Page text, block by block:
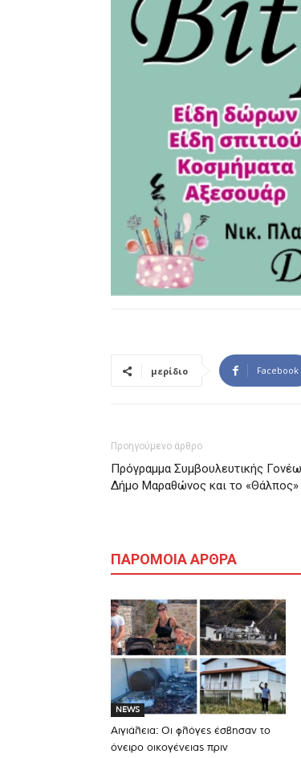
μερίδιο Facebook
Προηγούμενο άρθρο
Πρόγραμμα Συμβουλευτικής
Δήμο Μαραθώνος και το «Θάλπος»
ΠΑΡΟΜΟΙΑ ΑΡΘΡΑ
NEWS
Αιγιάλεια: Οι φλόγες έσβησαν το
όνειρο οικογένειας πριν